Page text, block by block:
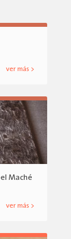
ver más >
Maché
ver más >